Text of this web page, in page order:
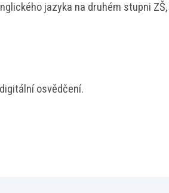
jazyka na druhém stupni
osvědčení.